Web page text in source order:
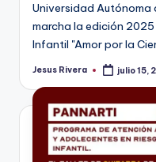
Universidad Autónoma
marcha la edición
Infantil "Amor por la
Publicado
Jesus Rivera julio 15,